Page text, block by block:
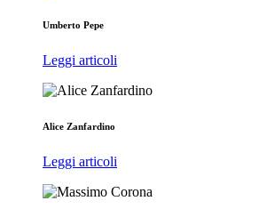
Umberto Pepe
Leggi articoli
Alice Zanfardino
Leggi articoli